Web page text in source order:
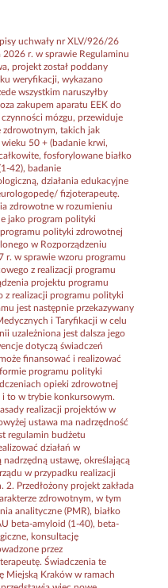
uchwały nr XLV/926/26
r. w sprawie Regulaminu
projekt został poddany
weryfikacji, wykazano
wszystkim naruszyłby
zakupem aparatu EEK do
mózgu, przewiduje
zdrowotnym, takich jak
50 + (badanie krwi,
fosforylowane białko
42), badanie
działania edukacyjne
fizjoterapeutę.
zdrowotne w rozumieniu
jako program polityki
polityki zdrowotnej
w Rozporządzeniu
r. w sprawie wzoru programu
z realizacji programu
projektu programu
realizacji programu polityki
jest następnie przekazywany
i Taryfikacji w celu
uzależniona jest dalsza jego
dotyczą świadczeń
finansować i realizować
programu polityki
opieki zdrowotnej
to w trybie konkursowym.
realizacji projektów w
ustawa ma nadrzędność
regulamin budżetu
działań w
ustawę, określającą
w przypadku realizacji
Przedłożony projekt zakłada
zdrowotnym, w tym
analityczne (PMR), białko
beta-amyloid (1-40), beta-
konsultację
przez
Świadczenia te
Miejską Kraków w ramach